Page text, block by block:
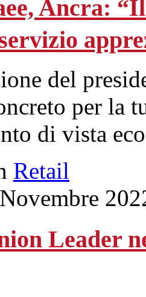
Ancra:
del
per la
di vista
Retail
Leader